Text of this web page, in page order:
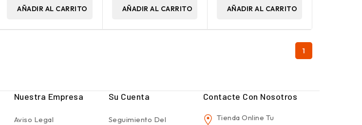
AÑADIR AL CARRITO AÑADIR AL CARRITO AÑADIR AL CARRITO
1
Nuestra Empresa
Aviso Legal
Su Cuenta
Seguimiento Del
Contacte Con Nosotros
Tienda Online Tu